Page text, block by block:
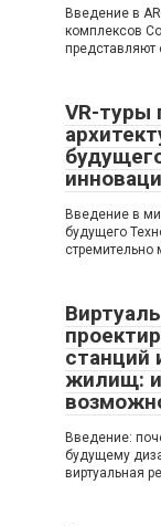
Введение в
комплексов
VR-туры
Введение в
будущего
стремительно
станций
жилищ:
Введение:
будущему
виртуальная